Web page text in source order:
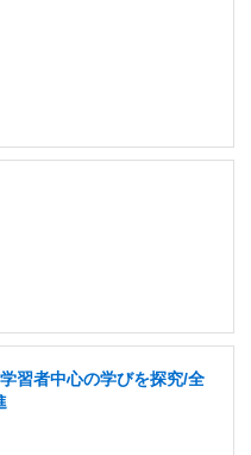
習者中心の学びを探究/全